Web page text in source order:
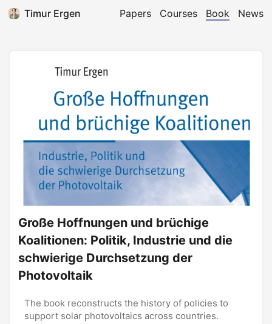
Timur Ergen Papers Courses Book News
Große Hoffnungen und brüchige
Koalitionen: Politik, Industrie und die
schwierige Durchsetzung der
Photovoltaik
The book reconstructs the history of policies to
support solar photovoltaics across countries.